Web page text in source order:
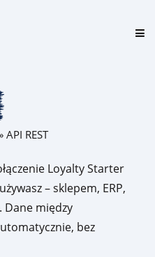
API REST
Loyalty Starter
– sklepem, ERP,
Dane między
bez